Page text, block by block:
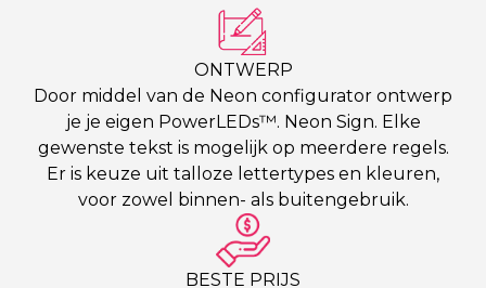
ONTWERP
Door middel van de Neon configurator ontwerp
je je eigen PowerLEDs™. Neon Sign. Elke
gewenste tekst is mogelijk op meerdere regels.
Er is keuze uit talloze lettertypes en kleuren,
voor zowel binnen- als buitengebruik.
BESTE PRIJS